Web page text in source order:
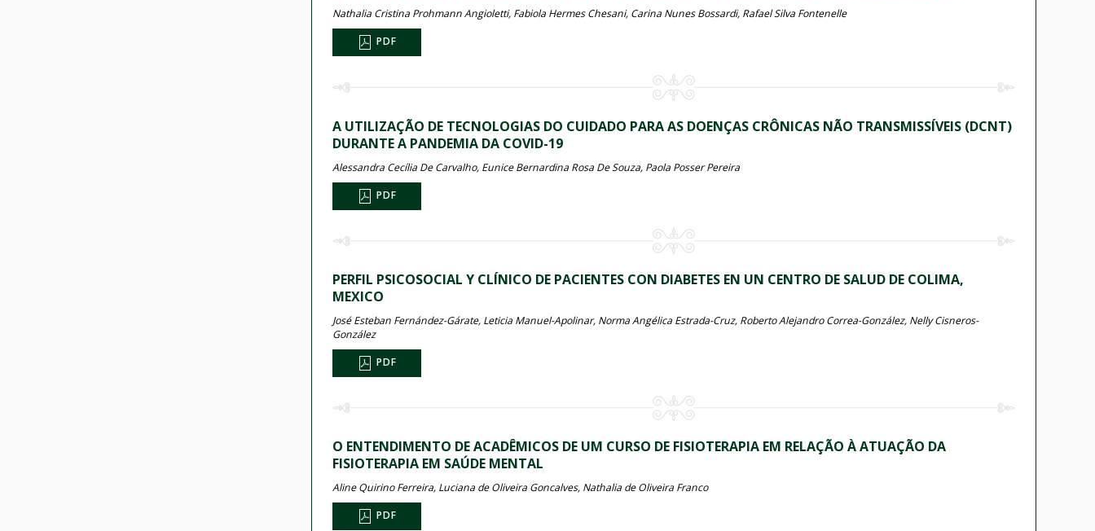
Nathalia Cristina Prohmann Angioletti, Fabiola Hermes Chesani, Carina Nunes Bossardi, Rafael Silva Fontenelle
PDF
A UTILIZAÇÃO DE TECNOLOGIAS DO CUIDADO PARA AS DOENÇAS CRÔNICAS NÃO TRANSMISSÍVEIS (DCNT)
DURANTE A PANDEMIA DA COVID-19
Alessandra Cecília De Carvalho, Eunice Bernardina Rosa De Souza, Paola Posser Pereira
PDF
PERFIL PSICOSOCIAL Y CLÍNICO DE PACIENTES CON DIABETES EN UN CENTRO DE SALUD DE COLIMA,
MEXICO
José Esteban Fernández-Gárate, Leticia Manuel-Apolinar, Norma Angélica Estrada-Cruz, Roberto Alejandro Correa-González, Nelly Cisneros-
González
PDF
O ENTENDIMENTO DE ACADÊMICOS DE UM CURSO DE FISIOTERAPIA EM RELAÇÃO À ATUAÇÃO DA
FISIOTERAPIA EM SAÚDE MENTAL
Aline Quirino Ferreira, Luciana de Oliveira Goncalves, Nathalia de Oliveira Franco
PDF